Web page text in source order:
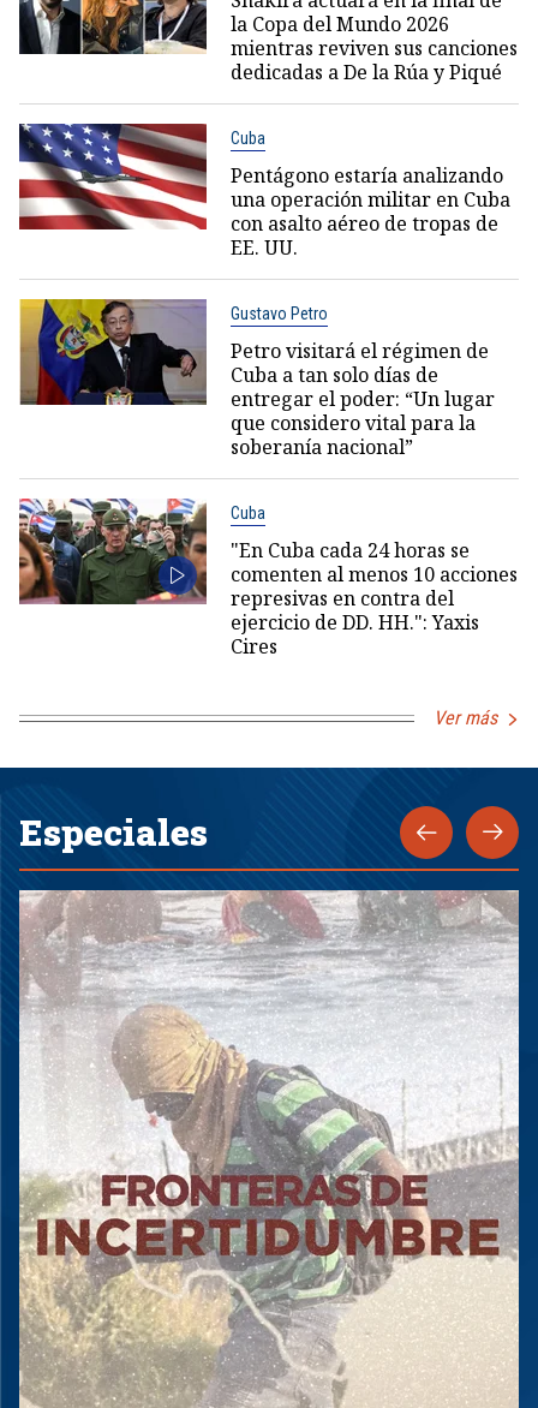
la Copa del Mundo 2026
mientras reviven sus canciones
dedicadas a De la Rúa y Piqué
Cuba
Pentágono estaría analizando
una operación militar en Cuba
con asalto aéreo de tropas de
EE. UU.
Gustavo Petro
Petro visitará el régimen de
Cuba a tan solo días de
entregar el poder: “Un lugar
que considero vital para la
soberanía nacional”
Cuba
"En Cuba cada 24 horas se
comenten al menos 10 acciones
represivas en contra del
ejercicio de DD. HH.": Yaxis
Cires
Ver más
Especiales